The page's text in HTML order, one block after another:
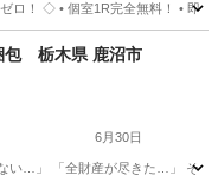
◇ • 個室1R完全無料！ • 即日
包 栃木県 鹿沼市
6月30日
い…」 「全財産が尽きた…」 そん